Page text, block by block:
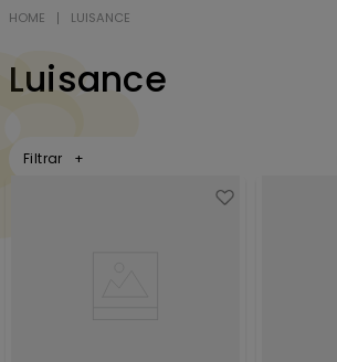
LUISANCE
Luisance
Filtrar